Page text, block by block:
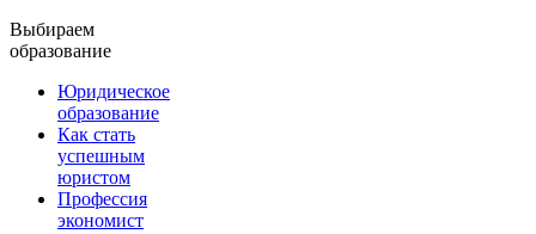
Выбираем
образование
Юридическое
образование
Как стать
успешным
юристом
Профессия
экономист